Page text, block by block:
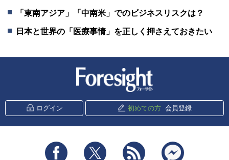
「東南アジア」「中南米」でのビジネスリスクは？
日本と世界の「医療事情」を正しく押さえておきたい
ログイン 初めての方 会員登録
Facebook Twitter RSS